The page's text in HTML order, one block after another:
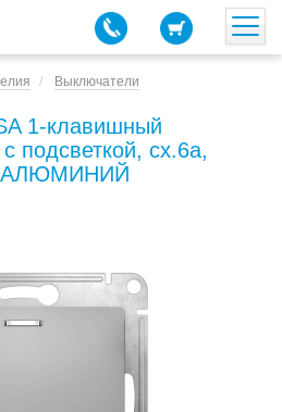
Выключатели
1-клавишный
сх.6а,
АЛЮМИНИЙ